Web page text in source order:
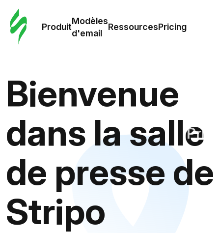
Produit
Modèles
d'email
RessourcesPricing
Bienvenue
dans la salle
de presse de
Stripo